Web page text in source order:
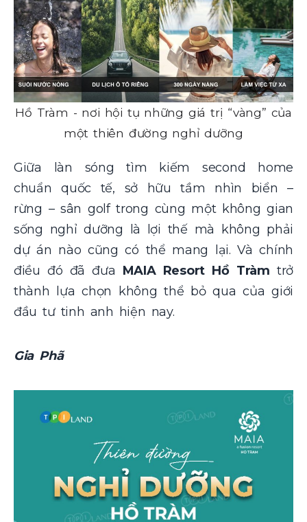
Hồ Tràm - nơi hội tụ những giá trị “vàng” của
một thiên đường nghỉ dưỡng
Giữa làn sóng tìm kiếm second home
chuẩn quốc tế, sở hữu tầm nhìn biển –
rừng – sân golf trong cùng một không gian
sống nghỉ dưỡng là lợi thế mà không phải
dự án nào cũng có thể mang lại. Và chính
điều đó đã đưa MAIA Resort Hồ Tràm trở
thành lựa chọn không thể bỏ qua của giới
đầu tư tinh anh hiện nay.
Gia Phã